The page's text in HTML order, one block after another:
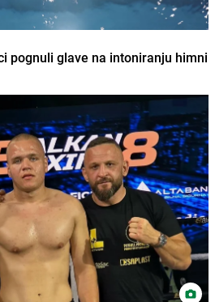
pognuli glave na intoniranju himni